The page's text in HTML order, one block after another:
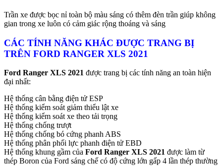
Trần xe được bọc nỉ toàn bộ màu sáng có thêm đèn trần giúp không
gian trong xe luôn có cảm giác rộng thoáng và sáng
CÁC TÍNH NĂNG KHÁC ĐƯỢC TRANG BỊ
TRÊN FORD RANGER XLS 2021
Ford Ranger XLS 2021 được trang bị các tính năng an toàn hiện
đại nhất:
Hệ thống cân bằng điện tử ESP
Hệ thống kiểm soát giảm thiểu lật xe
Hệ thống kiểm soát xe theo tải trọng
Hệ thống chống trượt
Hệ thống chống bó cứng phanh ABS
Hệ thống phân phối lực phanh điện tử EBD
Hệ thống khung gầm của Ford Ranger XLS 2021 được làm từ
thép Boron của Ford sáng chế có độ cứng lớn gấp 4 lần thép thường